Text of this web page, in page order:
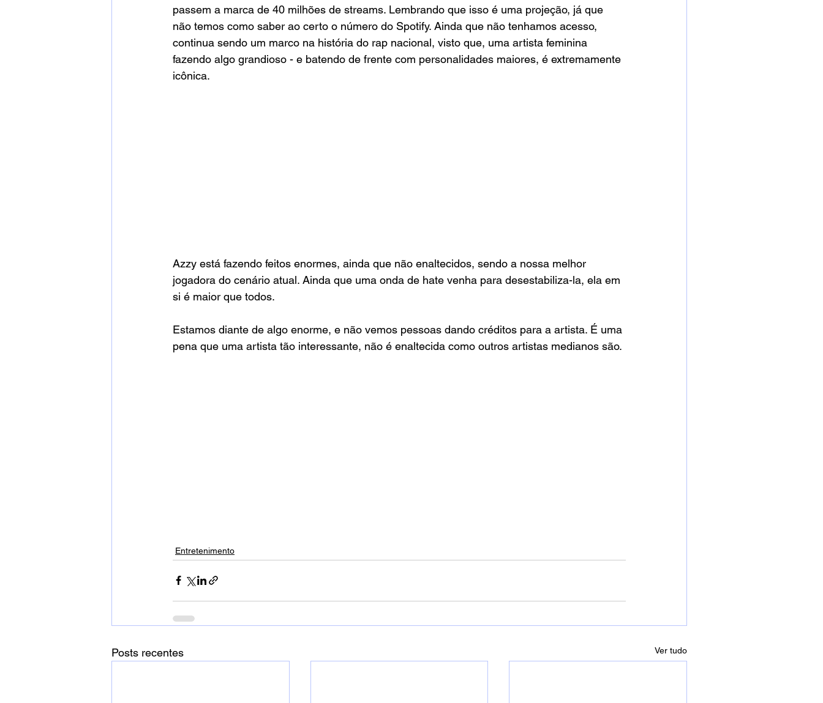
passem a marca de 40 milhões de streams. Lembrando que isso é uma projeção, já que
não temos como saber ao certo o número do Spotify. Ainda que não tenhamos acesso,
continua sendo um marco na história do rap nacional, visto que, uma artista feminina
fazendo algo grandioso - e batendo de frente com personalidades maiores, é extremamente
icônica.
Azzy está fazendo feitos enormes, ainda que não enaltecidos, sendo a nossa melhor
jogadora do cenário atual. Ainda que uma onda de hate venha para desestabiliza-la, ela em
si é maior que todos.
Estamos diante de algo enorme, e não vemos pessoas dando créditos para a artista. É uma
pena que uma artista tão interessante, não é enaltecida como outros artistas medianos são.
Entretenimento
Posts recentes Ver tudo